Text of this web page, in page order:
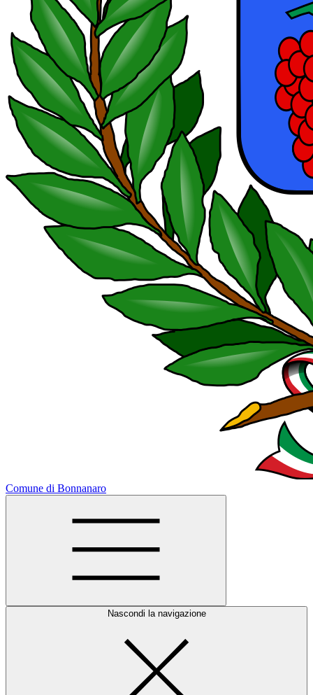
Comune di Bonnanaro
Nascondi la navigazione